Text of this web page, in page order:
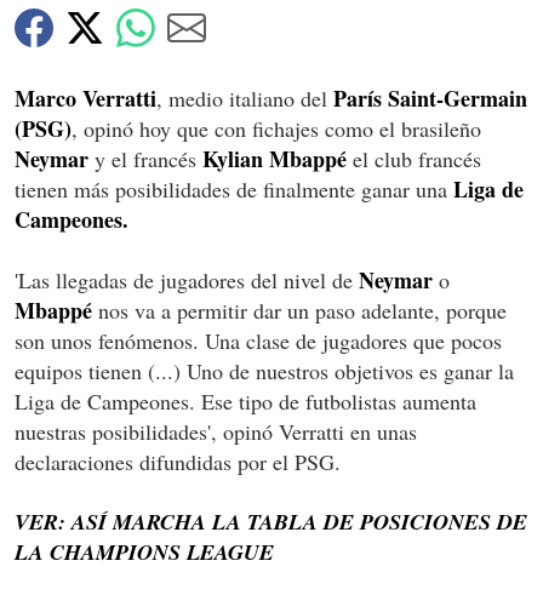
Marco Verratti, medio italiano del París Saint-Germain
(PSG), opinó hoy que con fichajes como el brasileño
Neymar y el francés Kylian Mbappé el club francés
tienen más posibilidades de finalmente ganar una Liga de
Campeones.
'Las llegadas de jugadores del nivel de Neymar o
Mbappé nos va a permitir dar un paso adelante, porque
son unos fenómenos. Una clase de jugadores que pocos
equipos tienen (...) Uno de nuestros objetivos es ganar la
Liga de Campeones. Ese tipo de futbolistas aumenta
nuestras posibilidades', opinó Verratti en unas
declaraciones difundidas por el PSG.
VER: ASÍ MARCHA LA TABLA DE POSICIONES DE
LA CHAMPIONS LEAGUE